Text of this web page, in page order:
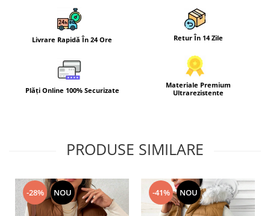
Livrare Rapidă În 24 Ore Retur În 14 Zile
Plăți Online 100% Securizate
Materiale Premium
Ultrarezistente
PRODUSE SIMILARE
-28% NOU -41% NOU